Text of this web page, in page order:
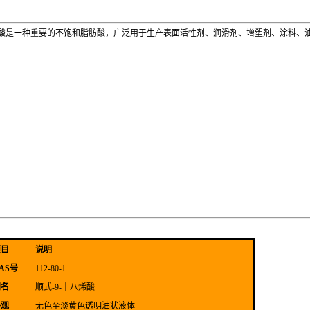
是一种重要的不饱和脂肪酸，广泛用于生产表面活性剂、润滑剂、增塑剂、涂料、
说明
号
112-80-1
顺式-9-十八烯酸
无色至淡黄色透明油状液体